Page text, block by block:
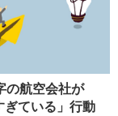
の航空会社が
ぎている」行動